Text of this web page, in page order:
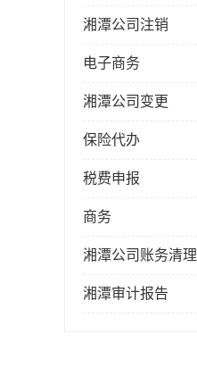
湘潭公司注销
电子商务
湘潭公司变更
保险代办
税费申报
商务
湘潭公司账务清理
湘潭审计报告